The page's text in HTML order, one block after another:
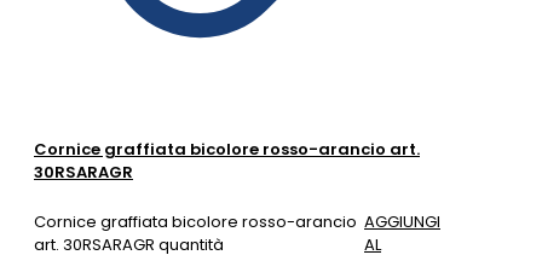
Cornice graffiata bicolore rosso-arancio art.
30RSARAGR
Cornice graffiata bicolore rosso-arancio
art. 30RSARAGR quantità
AGGIUNGI
AL